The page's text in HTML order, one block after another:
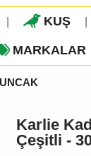
KUŞ
MARKALAR
Karlie
Çeşitli -